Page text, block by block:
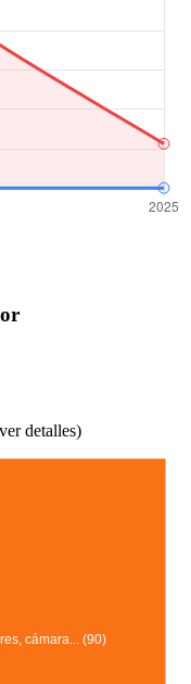
detalles)
cámara... (90)